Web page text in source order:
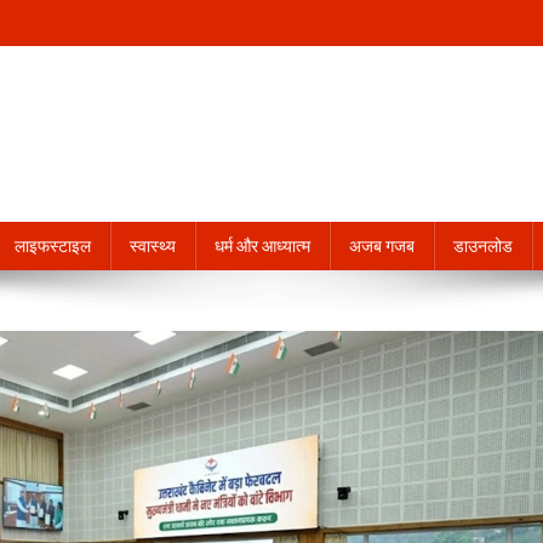
लाइफस्टाइल स्वास्थ्य धर्म और आध्यात्म अजब गजब डाउनलोड